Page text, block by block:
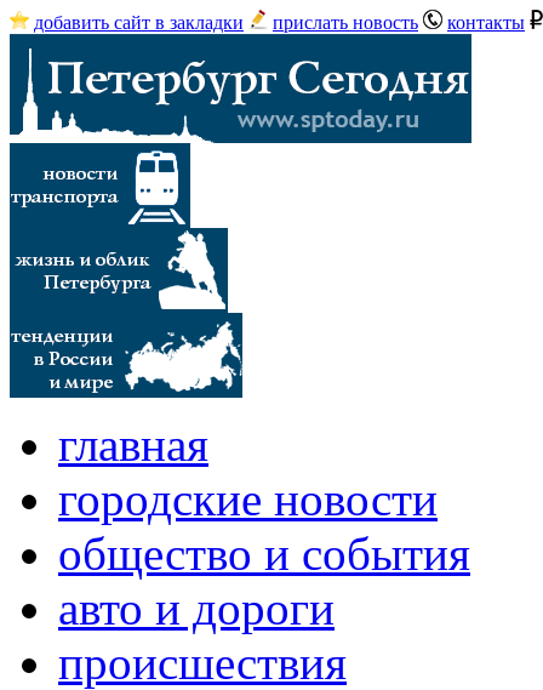
добавить сайт в закладки прислать новость контакты
главная
городские новости
общество и события
авто и дороги
происшествия